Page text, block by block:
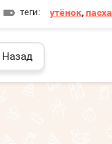
теги: утёнок,пасха
Назад